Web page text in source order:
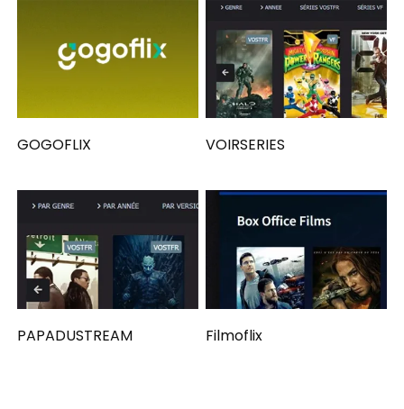
GOGOFLIX VOIRSERIES
PAPADUSTREAM Filmoflix